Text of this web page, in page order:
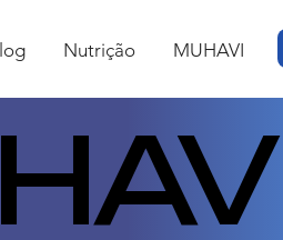
Nutrição MUHAVI